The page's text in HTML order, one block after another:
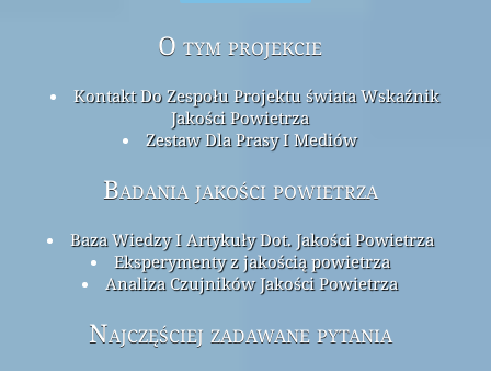
O tym projekcie
Kontakt Do Zespołu Projektu świata Wskaźnik
Jakości Powietrza
Zestaw Dla Prasy I Mediów
Badania jakości powietrza
Baza Wiedzy I Artykuły Dot. Jakości Powietrza
Eksperymenty z jakością powietrza
Analiza Czujników Jakości Powietrza
Najczęściej zadawane pytania